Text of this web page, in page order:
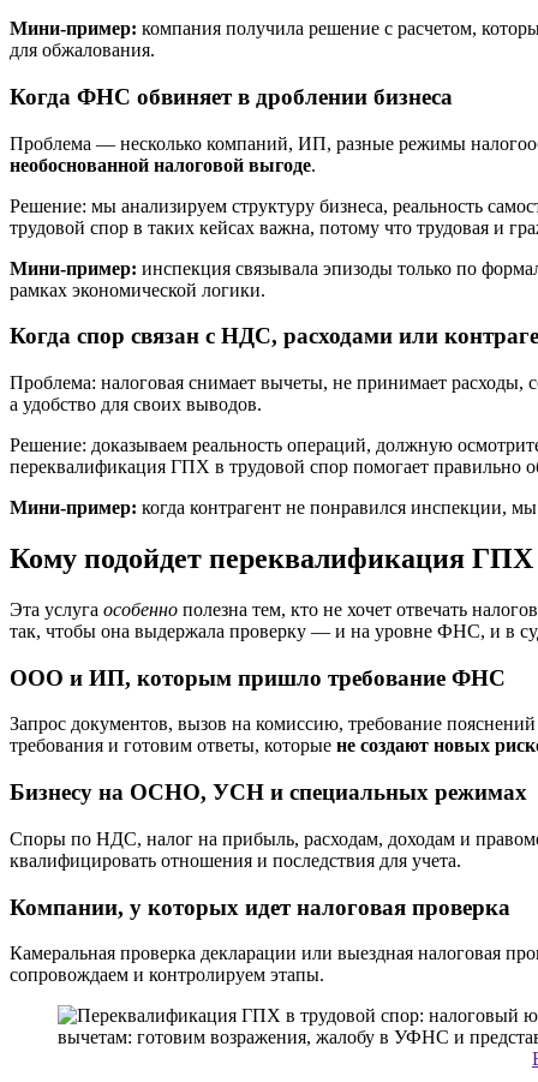
Мини-пример: компания получила решение с расчетом,
для обжалования.
Когда ФНС обвиняет в дроблении бизнеса
Проблема — несколько компаний, ИП, разные режимы
необоснованной налоговой выгоде.
Решение: мы анализируем структуру бизнеса, реальность
трудовой спор в таких кейсах важна, потому что трудовая и
Мини-пример: инспекция связывала эпизоды только по
рамках экономической логики.
Когда спор связан с НДС, расходами или
Проблема: налоговая снимает вычеты, не принимает расходы,
а удобство для своих выводов.
Решение: доказываем реальность операций, должную
переквалификация ГПХ в трудовой спор помогает правильно
Мини-пример: когда контрагент не понравился инспекции,
Кому подойдет переквалификация ГПХ
Эта услуга особенно полезна тем, кто не хочет отвечать
так, чтобы она выдержала проверку — и на уровне ФНС, и в
ООО и ИП, которым пришло требование ФНС
Запрос документов, вызов на комиссию, требование
требования и готовим ответы, которые не создают новых
Бизнесу на ОСНО, УСН и специальных режимах
Споры по НДС, налог на прибыль, расходам, доходам и
квалифицировать отношения и последствия для учета.
Компании, у которых идет налоговая проверка
Камеральная проверка декларации или выездная налоговая
сопровождаем и контролируем этапы.